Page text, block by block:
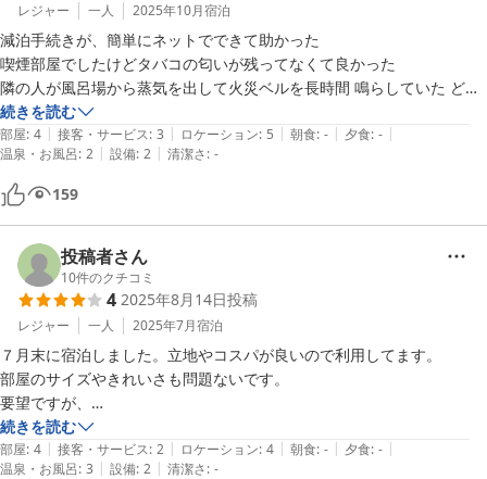
レジャー 一人 2025年10月宿泊
減泊手続きが、簡単にネットでできて助かった
喫煙部屋でしたけどタバコの匂いが残ってなくて良かった
隣の人が風呂場から蒸気を出して火災ベルを長時間 鳴らしていた どな
続きを読む
部屋: 4 | 接客・サービス: 3 | ロケーション: 5 | 朝食: - | 夕食: - |
温泉・お風呂: 2 | 設備: 2 | 清潔さ: -
159
投稿者さん
10件のクチコミ
4 2025年8月14日投稿
レジャー 一人 2025年7月宿泊
７月末に宿泊しました。立地やコスパが良いので利用してます。
部屋のサイズやきれいさも問題ないです。
要望ですが、
・流しが詰まり気味で流れが悪かったです。
・冷蔵庫は特に夏場はＯＮにしてあると助かります。
・小タオルが２枚あると嬉しいです。
続きを読む
部屋: 4 | 接客・サービス: 2 | ロケーション: 4 | 朝食: - | 夕食: - |
温泉・お風呂: 3 | 設備: 2 | 清潔さ: -